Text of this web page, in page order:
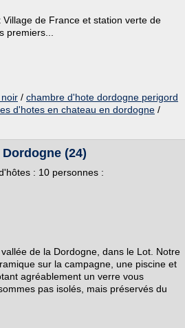
de France et station verte de
premiers...
/ chambre d'hote dordogne perigord
d'hotes en chateau en dordogne /
(24)
: 10 personnes :
de la Dordogne, dans le Lot. Notre
sur la campagne, une piscine et
agréablement un verre vous
pas isolés, mais préservés du